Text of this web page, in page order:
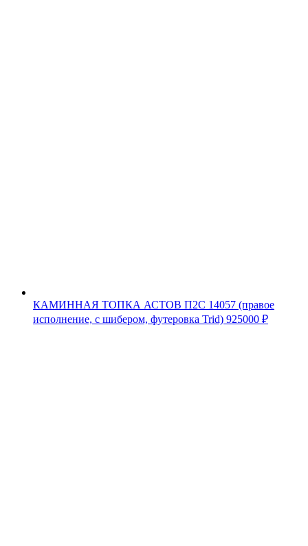
КАМИННАЯ ТОПКА АСТОВ П2С 14057 (правое
исполнение, с шибером, футеровка Trid) 925000 ₽